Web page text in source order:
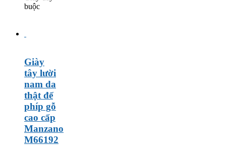
buộc
Giày
tây lười
nam da
thật đế
phíp gỗ
cao cấp
Manzano
M66192